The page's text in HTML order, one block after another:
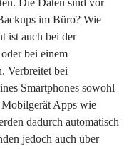
Die Daten sind vor
im Büro? Wie
ist auch bei der
bei einem
Verbreitet bei
Smartphones sowohl
Apps wie
dadurch automatisch
jedoch auch über